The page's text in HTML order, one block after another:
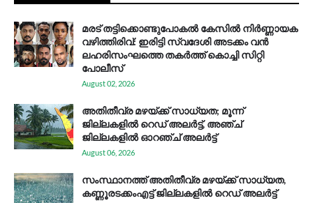
മരട് തട്ടിക്കൊണ്ടുപോകൽ കേസിൽ നിർണ്ണായക
വഴിത്തിരിവ്: ഇരിട്ടി സ്വദേശി അടക്കം വൻ
ലഹരിസംഘത്തെ തകർത്ത് കൊച്ചി സിറ്റി
പോലീസ്
August 02, 2026
അതിതീവ്ര മഴയ്ക്ക് സാധ്യത; മൂന്ന്
ജില്ലകളിൽ റെഡ് അലർട്ട്, അഞ്ച്
ജില്ലകളിൽ ഓറഞ്ച് അലർട്ട്
August 06, 2026
സം​സ്ഥാ​ന​ത്ത് അ​തി​തീ​വ്ര മ​ഴ​യ്ക്ക് സാ​ധ്യ​ത,
കണ്ണൂരടക്കംഎ​ട്ട് ജി​ല്ല​ക​ളി​ൽ റെ​ഡ് അ​ലർ​ട്ട്